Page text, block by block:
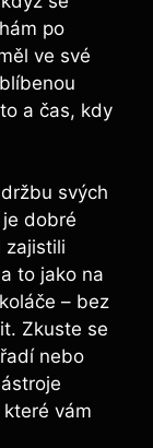
po
ve ⁤své
a čas, kdy
svých
dobré⁣
zajistili
to​ jako na
– ​bez​
Zkuste se
‌nebo
vám